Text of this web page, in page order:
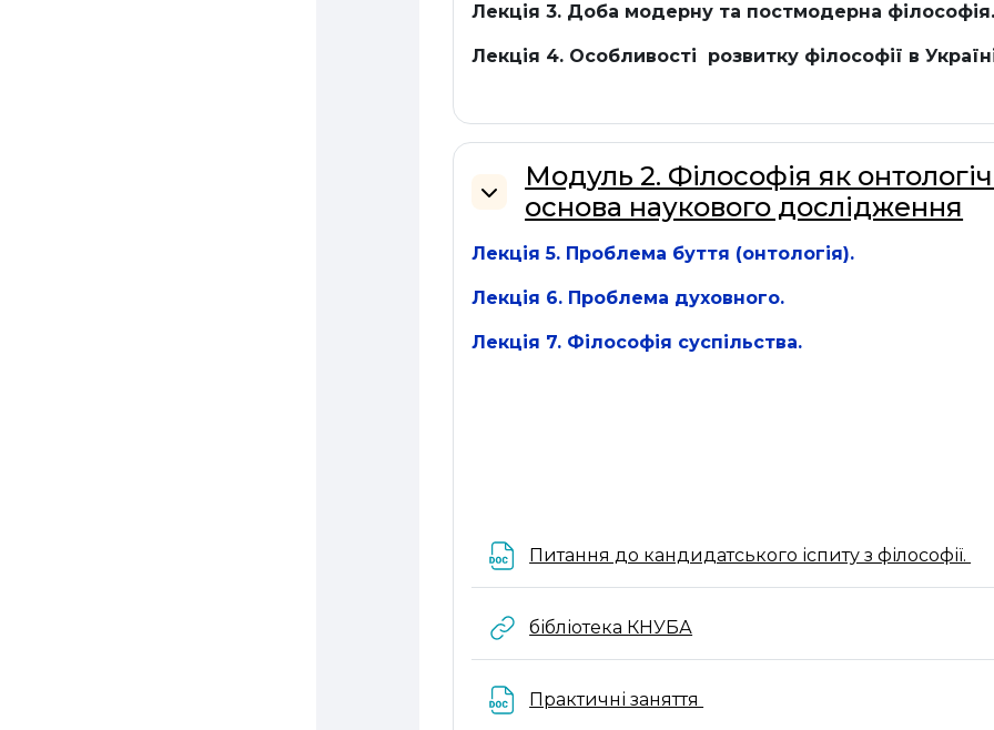
Лекція 3. Доба модерну та постмодерна філософія
Лекція 4. Особливості розвитку філософії в
Collapse
Модуль 2. Філософія як
основа наукового дослідження
Лекція 5. Проблема буття (онтологія).
Лекція 6. Проблема духовного.
Лекція 7. Філософія суспільства.
Питання до кандидатського іспиту з філософії.
бібліотека КНУБА
Практичні заняття